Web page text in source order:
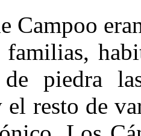
Campoo
familias,
piedra
el resto de